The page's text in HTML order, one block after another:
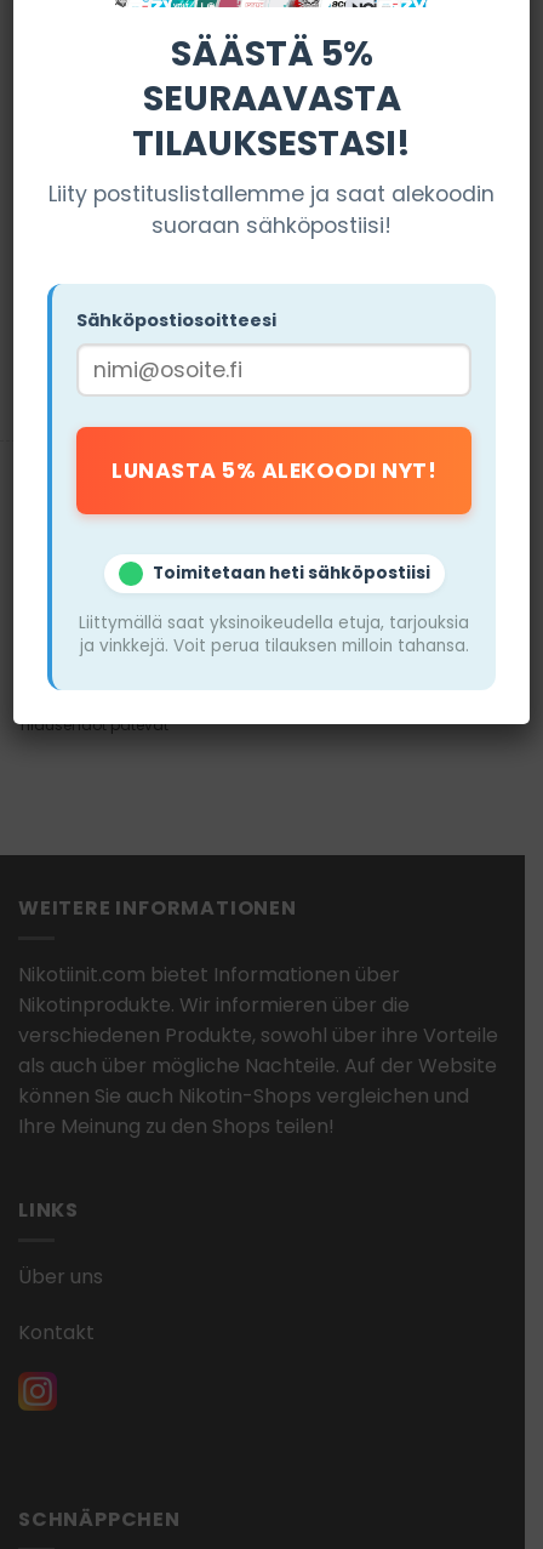
SUOSITUT MYYMÄLÄT
Miamisnus
Tilausehdot pätevät (Käytä
koodia "NIKOTIINIT15")
Los Pouches
koodia "NIKOTIINIT5")
Snuscore
Tilausehdot pätevät
WEITERE INFORMATIONEN
Nikotiinit.com bietet Informationen über
Nikotinprodukte. Wir informieren über die
verschiedenen Produkte, sowohl über ihre Vorteile
als auch über mögliche Nachteile. Auf der Website
können Sie auch Nikotin-Shops vergleichen und
Ihre Meinung zu den Shops teilen!
LINKS
Über uns
Kontakt
SCHNÄPPCHEN
SÄÄSTÄ 5%
SEURAAVASTA
TILAUKSESTASI!
Liity postituslistallemme ja saat alekoodin
suoraan sähköpostiisi!
Sähköpostiosoitteesi
Toimitetaan heti sähköpostiisi
Liittymällä saat yksinoikeudella etuja, tarjouksia
ja vinkkejä. Voit perua tilauksen milloin tahansa.